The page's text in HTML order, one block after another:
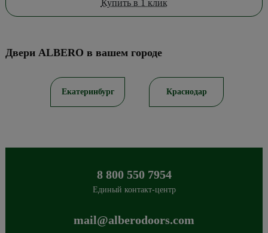
Купить в 1 клик
Двери ALBERO в вашем городе
Екатеринбург Краснодар
8 800 550 7954
Единый контакт-центр
mail@alberodoors.com